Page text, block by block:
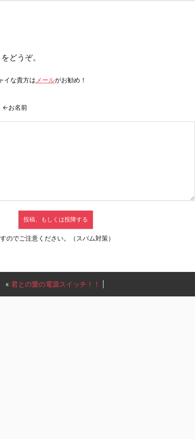
どうぞ。
イな貴方は メールがお勧め！
←お名前
のでご注意ください。（スパム対策）
« 君との愛の電源スイッチ！！